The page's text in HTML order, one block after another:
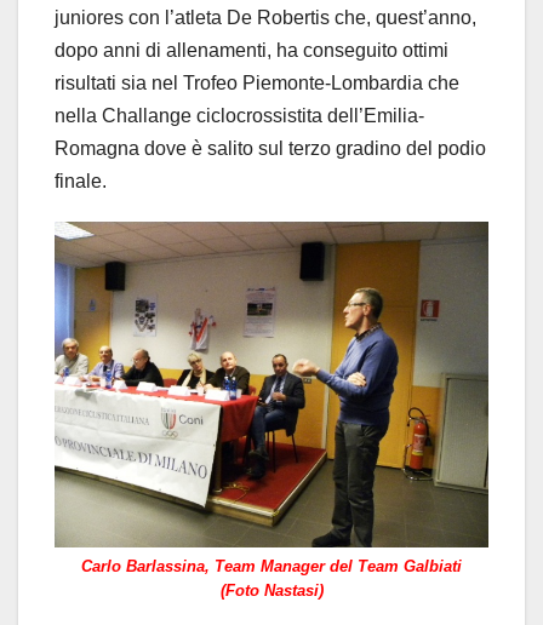
juniores con l’atleta De Robertis che, quest’anno,
dopo anni di allenamenti, ha conseguito ottimi
risultati sia nel Trofeo Piemonte-Lombardia che
nella Challange ciclocrossistita dell’Emilia-
Romagna dove è salito sul terzo gradino del podio
finale.
Carlo Barlassina, Team Manager del Team Galbiati
(Foto Nastasi)